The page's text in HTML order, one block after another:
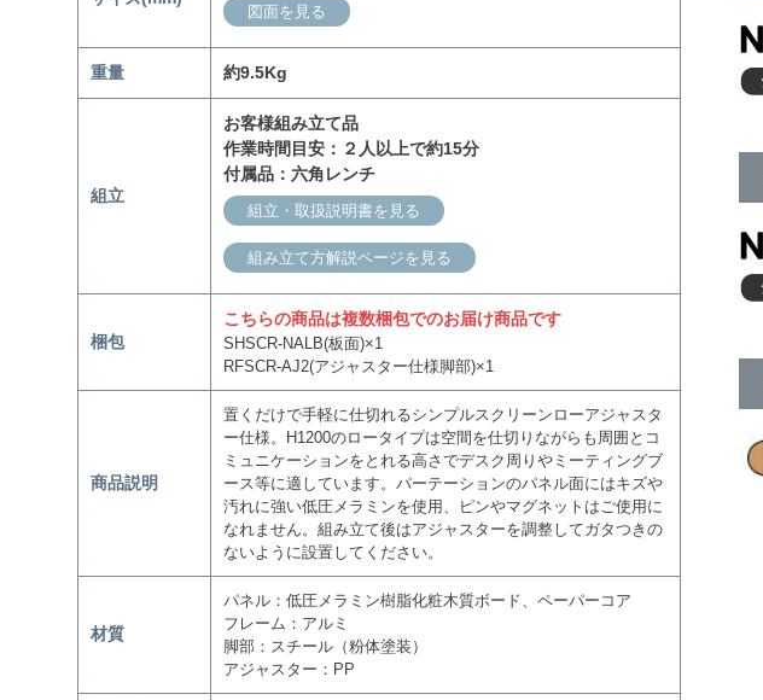
図面を見る
重量 約9.5Kg
組立
お客様組み立て品
作業時間目安：２人以上で約15分
付属品：六角レンチ
組立・取扱説明書を見る
組み立て方解説ページを見る
梱包
こちらの商品は複数梱包でのお届け商品です
SHSCR-NALB(板面)×1
RFSCR-AJ2(アジャスター仕様脚部)×1
商品説明
置くだけで手軽に仕切れるシンプルスクリーンローアジャスタ
ー仕様。H1200のロータイプは空間を仕切りながらも周囲とコ
ミュニケーションをとれる高さでデスク周りやミーティングブ
ース等に適しています。パーテーションのパネル面にはキズや
汚れに強い低圧メラミンを使用、ピンやマグネットはご使用に
なれません。組み立て後はアジャスターを調整してガタつきの
ないように設置してください。
材質
パネル：低圧メラミン樹脂化粧木質ボード、ペーパーコア
フレーム：アルミ
脚部：スチール（粉体塗装）
アジャスター：PP